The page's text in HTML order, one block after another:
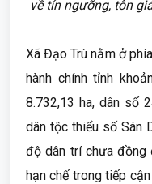
về tín ngưỡng, tôn
Xã Đạo Trù nằm ở
hành chính tỉnh
8.732,13 ha, dân số
dân tộc thiểu số Sán
độ dân trí chưa đồng
hạn chế trong tiếp